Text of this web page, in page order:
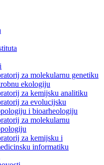
za molekularnu genetiku
ekologiju
za kemijsku analitiku
za evolucijsku
i bioarheologiju
za molekularnu
za kemijsku i
informatiku